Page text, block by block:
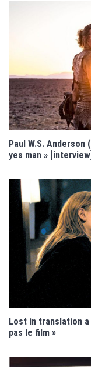
Paul W.S.
yes man » [interview]
Lost in translation a
pas le film »